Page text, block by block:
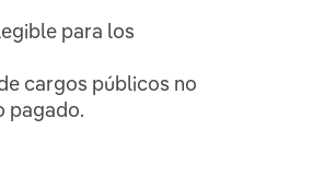
para los
cargos públicos no
pagado.